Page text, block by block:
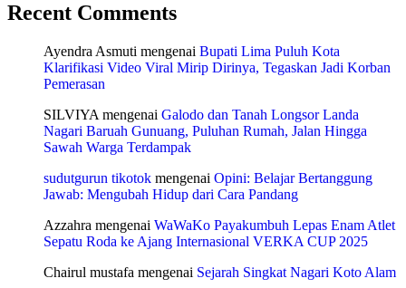
Recent Comments
Ayendra Asmuti mengenai Bupati Lima Puluh Kota
Klarifikasi Video Viral Mirip Dirinya, Tegaskan Jadi Korban
Pemerasan
SILVIYA mengenai Galodo dan Tanah Longsor Landa
Nagari Baruah Gunuang, Puluhan Rumah, Jalan Hingga
Sawah Warga Terdampak
sudutgurun tikotok mengenai Opini: Belajar Bertanggung
Jawab: Mengubah Hidup dari Cara Pandang
Azzahra mengenai WaWaKo Payakumbuh Lepas Enam Atlet
Sepatu Roda ke Ajang Internasional VERKA CUP 2025
Chairul mustafa mengenai Sejarah Singkat Nagari Koto Alam